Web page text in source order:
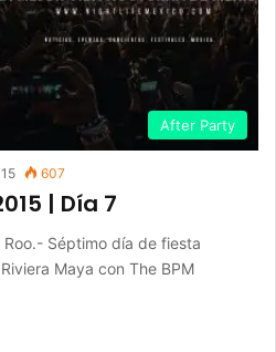
After Party
607
| Día 7
Séptimo día de fiesta
Maya con The BPM